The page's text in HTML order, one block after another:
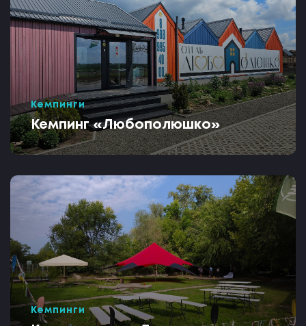
Кемпинги
Кемпинг «Любополюшко»
Кемпинги